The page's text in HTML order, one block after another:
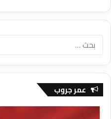
عمر جروب